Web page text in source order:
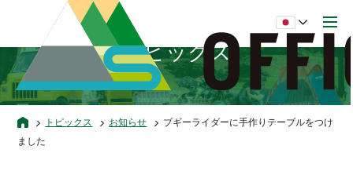
トピックス
トピックス お知らせ
ブギーライダーに手作りテーブルをつけ
ました